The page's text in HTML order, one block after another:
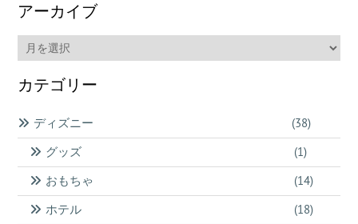
アーカイブ
ア
ー
カ
イ
カテゴリー
ディズニー
(38)
グッズ
(1)
おもちゃ
(14)
ホテル
(18)